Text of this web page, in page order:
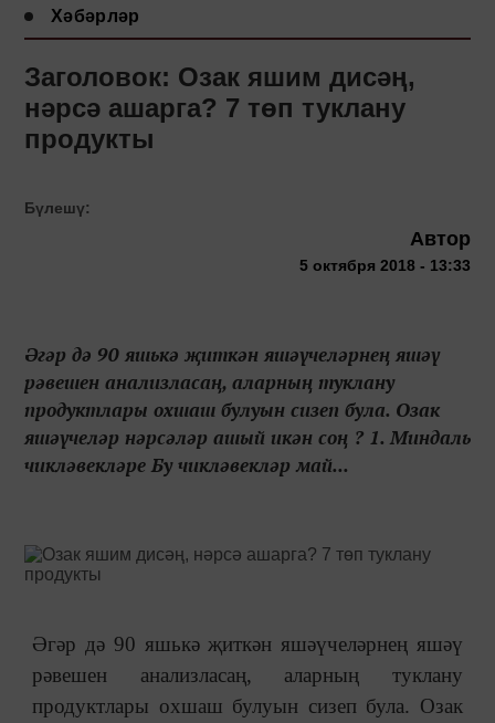
Хәбәрләр
Заголовок: Озак яшим дисәң,
нәрсә ашарга? 7 төп туклану
продукты
Бүлешү:
Автор
5 октября 2018 - 13:33
Әгәр дә 90 яшькә җиткән яшәүчеләрнең яшәү
рәвешен анализласаң, аларның туклану
продуктлары охшаш булуын сизеп була. Озак
яшәүчеләр нәрсәләр ашый икән соң ? 1. Миндаль
чикләвекләре Бу чикләвекләр май...
Әгәр дә 90 яшькә җиткән яшәүчеләрнең яшәү
рәвешен анализласаң, аларның туклану
продуктлары охшаш булуын сизеп була. Озак